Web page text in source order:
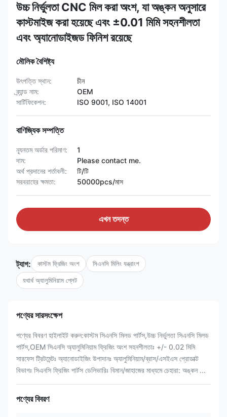
উচ্চ নির্ভুলতা CNC মিল করা অংশ, যা অঙ্কন অনুসারে
কাস্টমাইজ করা হয়েছে এবং ±0.01 মিমি সহনশীলতা
এবং অ্যানোডাইজড ফিনিশ রয়েছে
মৌলিক বৈশিষ্ট্য
উৎপত্তি স্থান:
চীন
ব্র্যান্ড নাম:
OEM
সার্টিফিকেশন:
ISO 9001, ISO 14001
বাণিজ্যিক সম্পত্তি
ন্যূনতম অর্ডার পরিমাণ:
1
দাম:
Please contact me.
অর্থ প্রদানের শর্তাবলী:
টি/টি
সরবরাহের ক্ষমতা:
50000pcs/মাস
এখন তদন্ত
ট্যাগ: কাস্টম ফ্রিজিং অংশ সিএনসি মিলিং যন্ত্রাংশ
যথার্থ অ্যালুমিনিয়াম প্লেট
পণ্যের সারসংক্ষেপ
পণ্যের বিবরণ হাইলাইট করুন:কাস্টম সিএনসি মিলড পার্টস,উচ্চ নির্ভুলতা সিএনসি মিলড
পার্টস,OEM সিএনসি অ্যালুমিনিয়াম ফ্রিজিং অংশ সহনশীলতাঃ +/- 0.02 মিমি
সারফেস ট্রিটমেন্টঃ অ্যানোডাইজিং উপাদানঃ অ্যালুমিনিয়াম/ব্রাস/এসইএস প্রোডাক্ট
বিভাগঃ সিএনসি ফ্রিজিং পার্টস ডেলিভারিঃ বিমান/জাহাজের মাধ্যমে চেহারা: অঙ্কন ...
পণ্যের বিবরণ